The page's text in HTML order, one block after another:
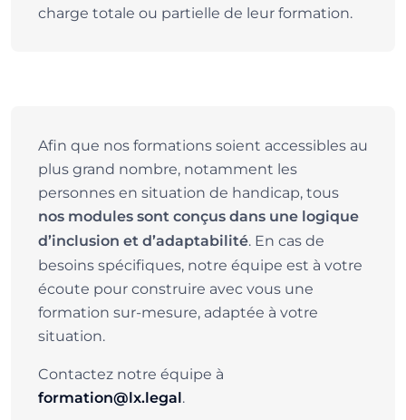
charge totale ou partielle de leur formation.
Afin que nos formations soient accessibles au
plus grand nombre, notamment les
personnes en situation de handicap, tous
nos modules sont conçus dans une logique
d’inclusion et d’adaptabilité. En cas de
besoins spécifiques, notre équipe est à votre
écoute pour construire avec vous une
formation sur-mesure, adaptée à votre
situation.
Contactez notre équipe à
formation@lx.legal.